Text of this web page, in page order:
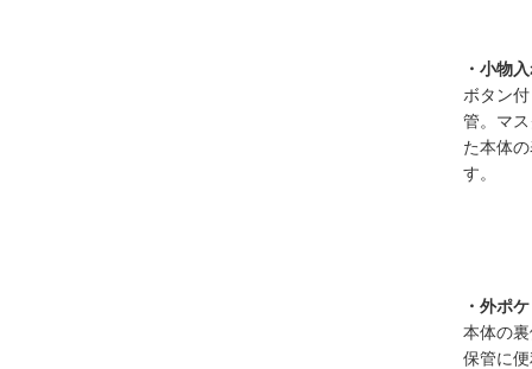
・小物
ボタン
管。マ
た本体
す。
・外ポ
本体の
保管に